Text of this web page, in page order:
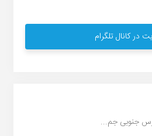
در کانال تلگرام
جنوبی جم...